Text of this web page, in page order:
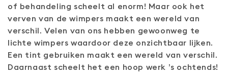
of behandeling scheelt al enorm! Maar ook het
verven van de wimpers maakt een wereld van
verschil. Velen van ons hebben gewoonweg te
lichte wimpers waardoor deze onzichtbaar lijken.
Een tint gebruiken maakt een wereld van verschil.
Daarnaast scheelt het een hoop werk ’s ochtends!